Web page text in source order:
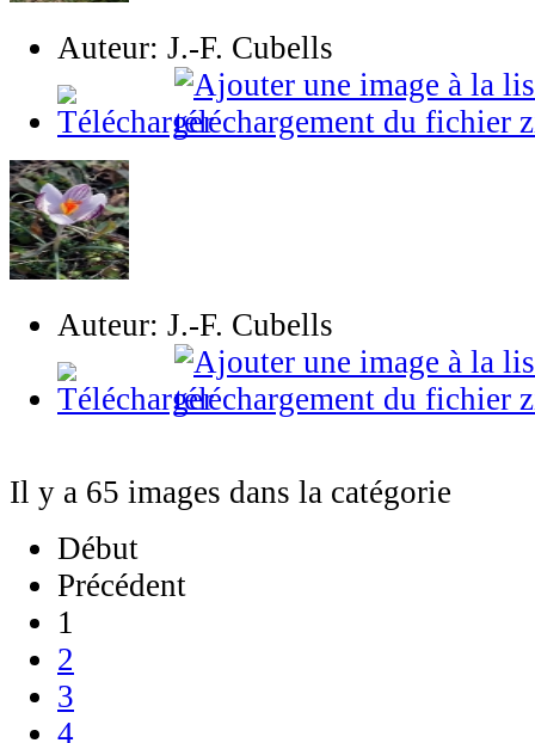
Auteur: J.-F. Cubells
Auteur: J.-F. Cubells
Il y a 65 images dans la catégorie
Début
Précédent
1
2
3
4